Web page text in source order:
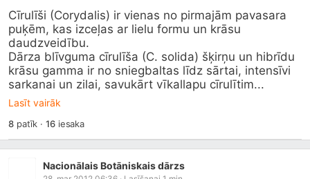
Cīrulīši (Corydalis) ir vienas no pirmajām pavasara
puķēm, kas izceļas ar lielu formu un krāsu
daudzveidību.
Dārza blīvguma cīrulīša (C. solida) šķirņu un hibrīdu
krāsu gamma ir no sniegbaltas līdz sārtai, intensīvi
sarkanai un zilai, savukārt vīkallapu cīrulītim...
Lasīt vairāk
8patīk ·16iesaka
Nacionālais Botāniskais dārzs